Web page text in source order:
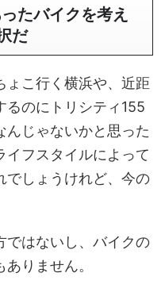
たバイクを考え
だ
ょこ行く横浜や、近距
るのにトリシティ155
んじゃないかと思った
イフスタイルによって
でしょうけれど、今の
ではないし、バイクの
りません。